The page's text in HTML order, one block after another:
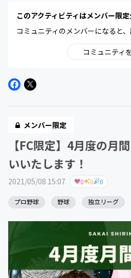
このアクティビティはメンバー限定
コミュニティのメンバーになると、
コミュニティ
メンバー限定
【FC限定】4月度の月
いいたします！
2021/05/08 15:07 0 0 0
プロ野球 野球 独立リーグ